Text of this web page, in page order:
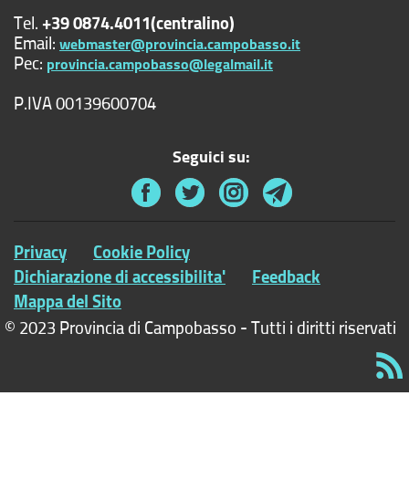
Tel.+39 0874.4011(centralino)
Email:webmaster@provincia.campobasso.it
Pec: provincia.campobasso@legalmail.it
P.IVA 00139600704
Seguici su:
Privacy Cookie Policy
Dichiarazione di accessibilita' Feedback
Mappa del Sito
© 2023 Provincia di Campobasso - Tutti i diritti riservati